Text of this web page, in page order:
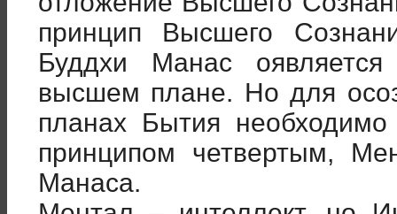
принцип Высшего
Буддхи Манас
высшем плане. Но для
планах Бытия
принципом четвертым,
Манаса.